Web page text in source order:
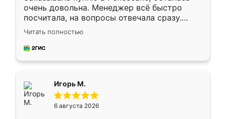
очень довольна. Менеджер всё быстро
посчитала, на вопросы отвечала сразу.
Замерщик приехал в субботу, подошёл к
делу со всей ответственностью. Собрали
за день, ребята работали аккуратно, даже
Читать полностью
Игорь М.
6 августа 2026